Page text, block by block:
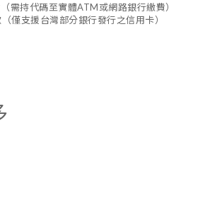
需持代碼至實體ATM或網路銀行繳費）
僅支援台灣部分銀行發行之信用卡）